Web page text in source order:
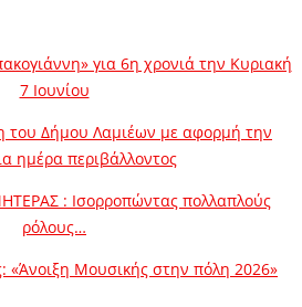
για 6η χρονιά την Κυριακή
7 Ιουνίου
του Δήμου Λαμιέων με αφορμή την
ημέρα περιβάλλοντος
: Ισορροπώντας πολλαπλούς
ρόλους…
«Άνοιξη Μουσικής στην πόλη 2026»